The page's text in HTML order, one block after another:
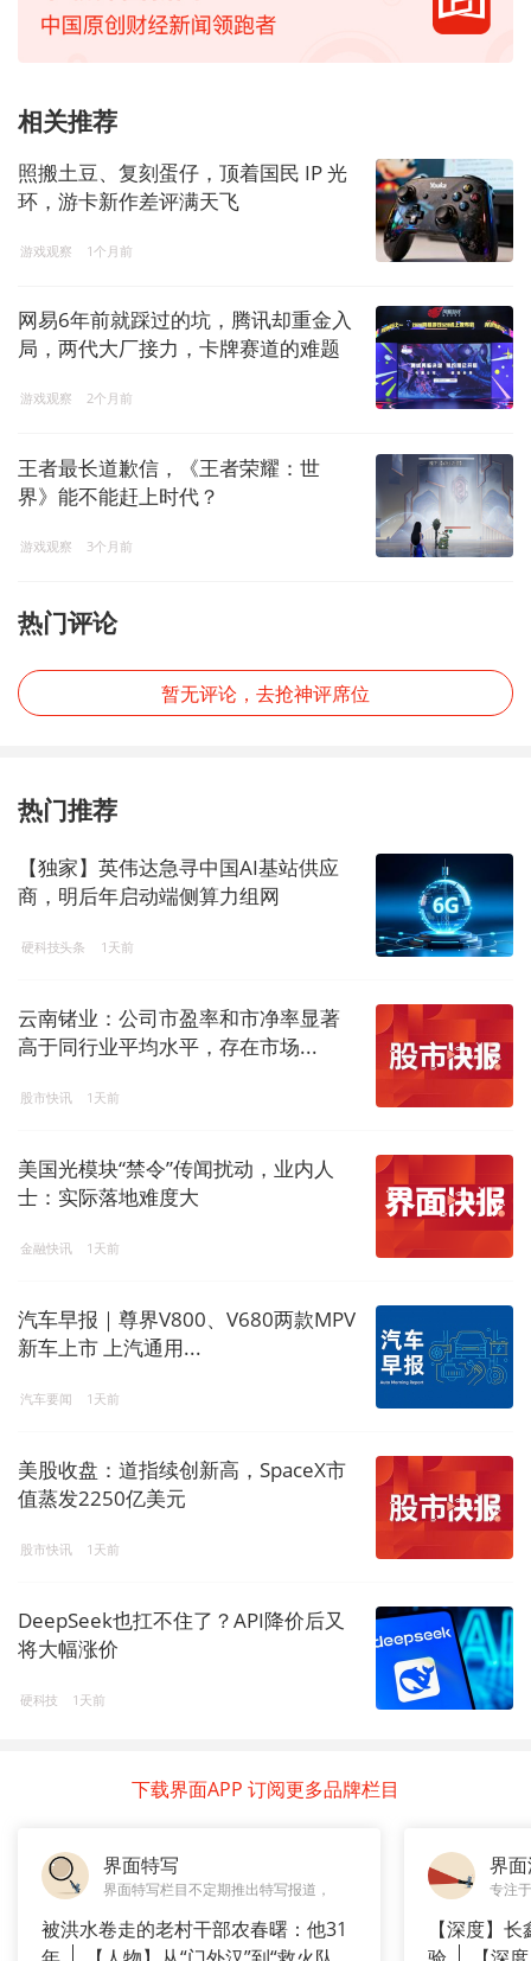
相关推荐
照搬土豆、复刻蛋仔，顶着国民 IP 光
环，游卡新作差评满天飞
游戏观察 1个月前
网易6年前就踩过的坑，腾讯却重金入
局，两代大厂接力，卡牌赛道的难题
游戏观察 2个月前
王者最长道歉信，《王者荣耀：世
界》能不能赶上时代？
游戏观察 3个月前
热门评论
暂无评论，去抢神评席位
热门推荐
【独家】英伟达急寻中国AI基站供应
商，明后年启动端侧算力组网
硬科技头条 1天前
云南锗业：公司市盈率和市净率显著
高于同行业平均水平，存在市场...
股市快讯 1天前
美国光模块“禁令”传闻扰动，业内人
士：实际落地难度大
金融快讯 1天前
汽车早报｜尊界V800、V680两款MPV
新车上市 上汽通用...
汽车要闻 1天前
美股收盘：道指续创新高，SpaceX市
值蒸发2250亿美元
股市快讯 1天前
DeepSeek也扛不住了？API降价后又
将大幅涨价
硬科技 1天前
下载界面APP 订阅更多品牌栏目
界面特写
界面特写栏目不定期推出特写报道，
被洪水卷走的老村干部农春曙：他31
界
专注
【深度】